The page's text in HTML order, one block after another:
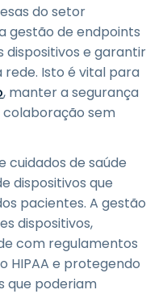
do setor
gestão de endpoints
e garantir
Isto é vital para
, manter a segurança
sem
cuidados de saúde
dispositivos que
pacientes. A gestão
dispositivos,
com regulamentos
HIPAA e protegendo
que poderiam